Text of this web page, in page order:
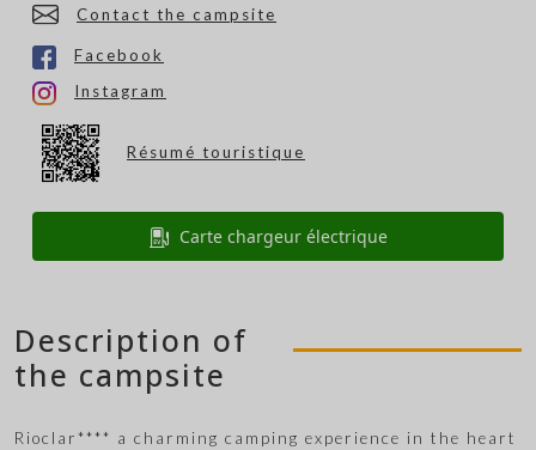
Contact the campsite
Facebook
Instagram
Résumé touristique
Carte chargeur électrique
Description of
the campsite
Rioclar**** a charming camping experience in the heart